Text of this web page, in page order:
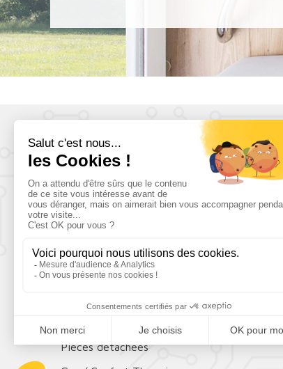
CATÉGORIES
Télévisions
Sécurité
Batteries
Convertisseurs/chargeurs
Pièces détachées